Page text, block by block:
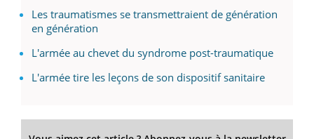
Les traumatismes se transmettraient de génération
en génération
L'armée au chevet du syndrome post-traumatique
L'armée tire les leçons de son dispositif sanitaire